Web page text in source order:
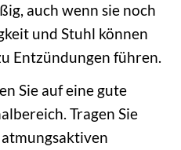
auch wenn sie noch
und Stuhl können
Entzündungen führen.
Sie auf eine gute
Tragen Sie